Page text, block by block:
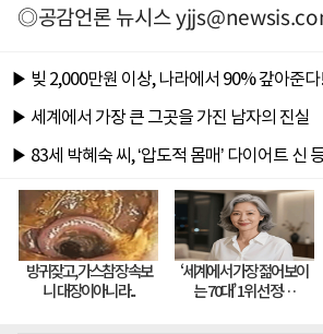
◎공감언론 뉴시스